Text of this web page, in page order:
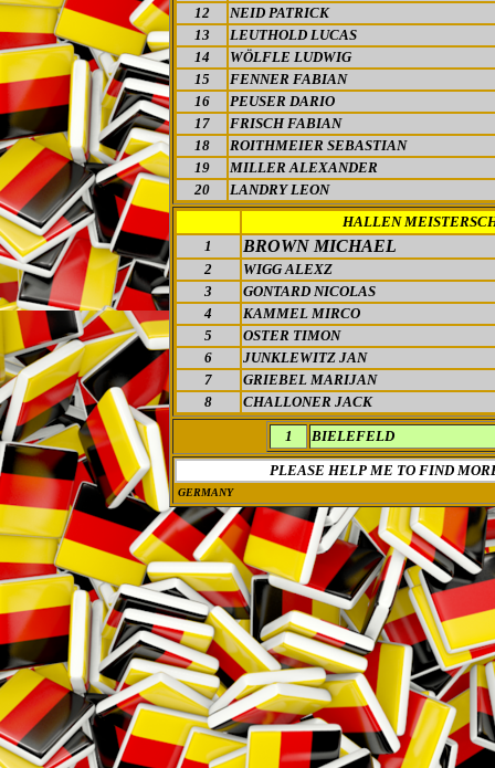
12
NEID PATRICK
13
LEUTHOLD LUCAS
14
WÖLFLE LUDWIG
15
FENNER FABIAN
16
PEUSER DARIO
17
FRISCH FABIAN
18
ROITHMEIER SEBASTIAN
19
MILLER ALEXANDER
20
LANDRY LEON
HALLEN
1
BROWN MICHAEL
2
WIGG ALEXZ
3
GONTARD NICOLAS
4
KAMMEL MIRCO
5
OSTER TIMON
6
JUNKLEWITZ JAN
7
GRIEBEL MARIJAN
8
CHALLONER JACK
1 BIELEFELD
PLEASE HELP ME TO FIND
GERMANY